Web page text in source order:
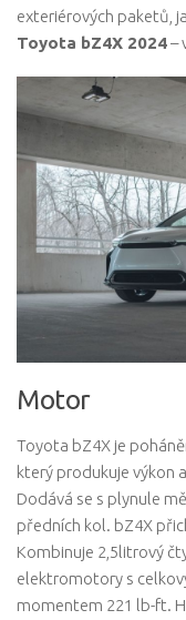
exteriérových paketů,
Toyota bZ4X 2024–
Motor
Toyota bZ4X je
který produkuje výkon
Dodává se s plynule
předních kol. bZ4X
Kombinuje 2,5litrový
elektromotory s
momentem 221 lb-ft.